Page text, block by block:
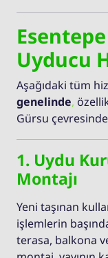
Uyducu
Aşağıdaki tüm
genelinde,
Gürsu
1. Uydu
Montajı
Yeni taşınan
işlemlerin
terasa, balkona